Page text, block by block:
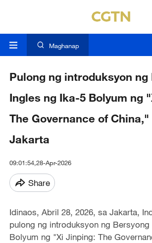
Maghanap
Pulong ng introduksyon ng
Ingles ng Ika-5 Bolyum ng
The Governance of
Jakarta
09:01:54,28-Apr-2026
Share
Idinaos, Abril 28, 2026, sa Jakarta,
pulong ng introduksyon ng Bersyong
Bolyum ng "Xi Jinping: The